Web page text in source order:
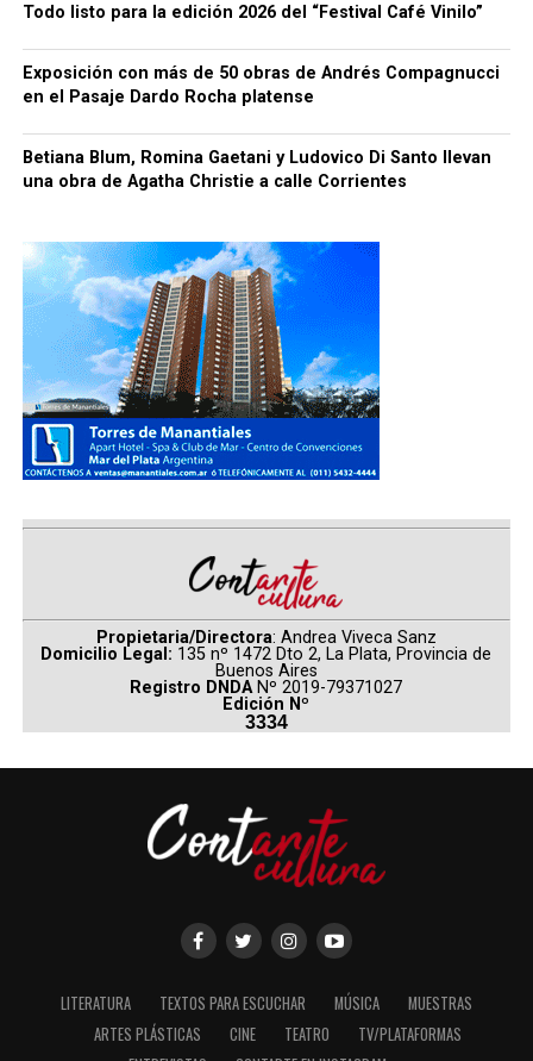
Todo listo para la edición 2026 del “Festival Café Vinilo”
Exposición con más de 50 obras de Andrés Compagnucci
en el Pasaje Dardo Rocha platense
Betiana Blum, Romina Gaetani y Ludovico Di Santo llevan
una obra de Agatha Christie a calle Corrientes
Propietaria/Directora: Andrea Viveca Sanz
Domicilio Legal: 135 nº 1472 Dto 2, La Plata, Provincia de
Buenos Aires
Registro DNDA Nº 2019-79371027
Edición Nº
3334
LITERATURA TEXTOS PARA ESCUCHAR MÚSICA
MUESTRAS
ARTES PLÁSTICAS
CINE TEATRO
TV/PLATAFORMAS